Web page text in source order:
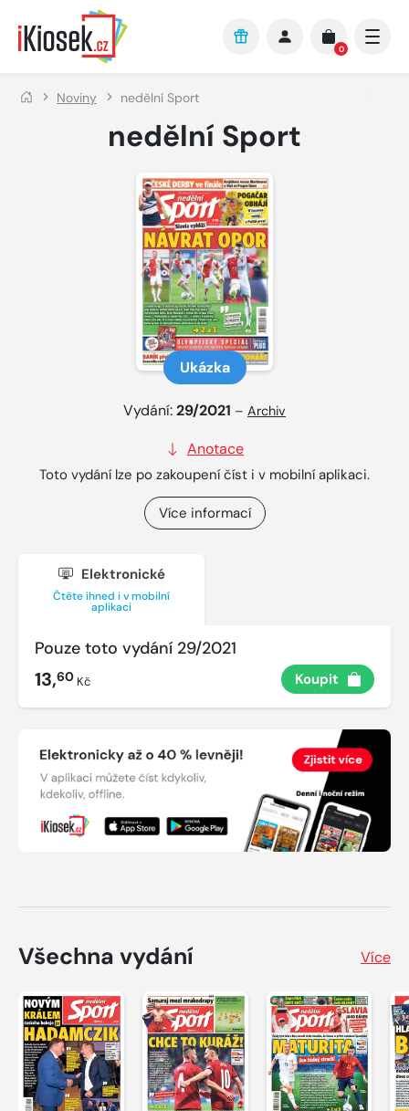
Přejít na hlavní obsah
0
Noviny nedělní Sport
nedělní Sport
Ukázka
Vydání:29/2021 – Archiv
Anotace
Toto vydání lze po zakoupení číst i v mobilní aplikaci.
Více informací
Elektronické
Čtěte ihned i v mobilní
aplikaci
Pouze toto vydání 29/2021
13,60 Kč Koupit
Všechna vydání Více